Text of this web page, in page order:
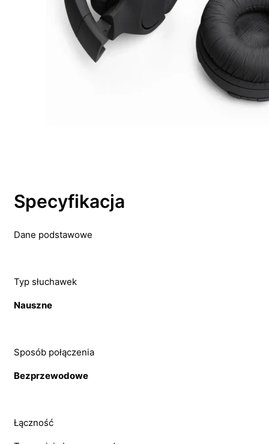
Specyfikacja
Dane podstawowe
Typ słuchawek
Nauszne
Sposób połączenia
Bezprzewodowe
Łączność